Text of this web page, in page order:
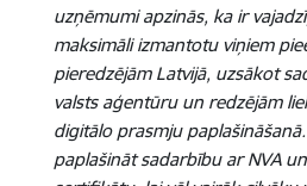
uzņēmumi apzinās, ka ir
maksimāli izmantotu viņiem
pieredzējām Latvijā, uzsākot
valsts aģentūru un redzējām
digitālo prasmju
paplašināt sadarbību ar NVA